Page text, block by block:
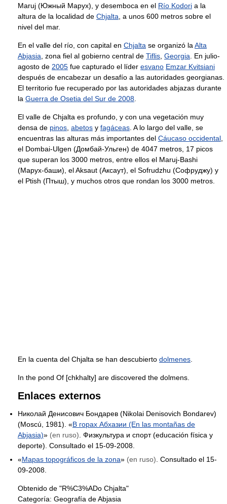
Maruj (Южный Марух), y desemboca en el Río Kodori a la
altura de la localidad de Chjalta, a unos 600 metros sobre el
nivel del mar.
En el valle del río, con capital en Chjalta se organizó laAlta
Abjasia, zona fiel al gobierno central de Tiflis, Georgia. En julio-
agosto de 2005 fue capturado el líder esvano Emzar Kvitsiani
después de encabezar un desafío a las autoridades georgianas.
El territorio fue recuperado por las autoridades abjazas durante
la Guerra de Osetia del Sur de 2008.
El valle de Chjalta es profundo, y con una vegetación muy
densa de pinos, abetos y fagáceas. A lo largo del valle, se
encuentras las alturas más importantes del Cáucaso occidental,
el Dombai-Ulgen (Домбай-Ульген) de 4047 metros, 17 picos
que superan los 3000 metros, entre ellos el Maruj-Bashi
(Марух-баши), el Aksaut (Аксаут), el Sofrudzhu (Софруджу) y
el Ptish (Птыш), y muchos otros que rondan los 3000 metros.
En la cuenta del Chjalta se han descubierto dolmenes.
In the pond Of [chkhalty] are discovered the dolmens.
Enlaces externos
Николай Денисович Бондарев (Nikolai Denisovich Bondarev)
(Moscú, 1981). «В горах Абхазии (En las montañas de
Abjasia)» (en ruso). Физкультура и спорт (educación física y
deporte). Consultado el 15-09-2008.
«Mapas topográficos de la zona» (en ruso). Consultado el 15-
09-2008.
Obtenido de "R%C3%ADo Chjalta"
Categoría: Geografía de Abjasia